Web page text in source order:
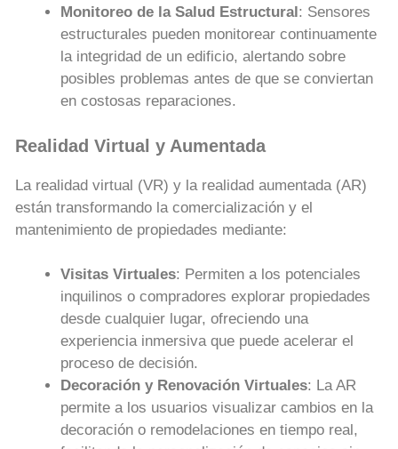
Monitoreo de la Salud Estructural: Sensores
estructurales pueden monitorear continuamente
la integridad de un edificio, alertando sobre
posibles problemas antes de que se conviertan
en costosas reparaciones.
Realidad Virtual y Aumentada
La realidad virtual (VR) y la realidad aumentada (AR)
están transformando la comercialización y el
mantenimiento de propiedades mediante:
Visitas Virtuales: Permiten a los potenciales
inquilinos o compradores explorar propiedades
desde cualquier lugar, ofreciendo una
experiencia inmersiva que puede acelerar el
proceso de decisión.
Decoración y Renovación Virtuales: La AR
permite a los usuarios visualizar cambios en la
decoración o remodelaciones en tiempo real,